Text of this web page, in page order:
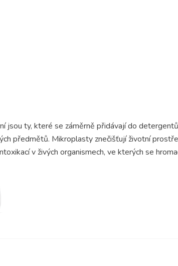
jsou ty, které se záměrně přidávají do
předmětů. Mikroplasty znečišťují životní
v živých organismech, ve kterých se